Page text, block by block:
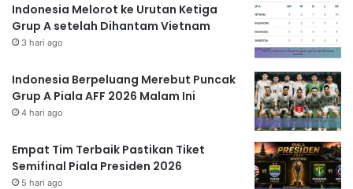
Indonesia Melorot ke Urutan Ketiga
Grup A setelah Dihantam Vietnam
3 hari ago
Indonesia Berpeluang Merebut Puncak
Grup A Piala AFF 2026 Malam Ini
4 hari ago
Empat Tim Terbaik Pastikan Tiket
Semifinal Piala Presiden 2026
5 hari ago